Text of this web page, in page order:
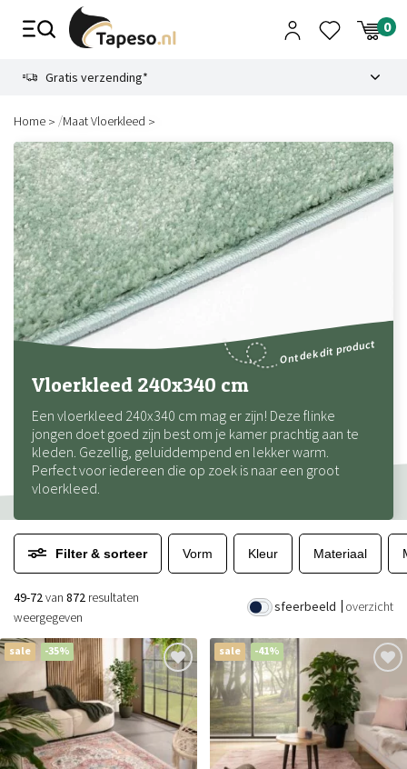
Gratis verzending*
Home /Maat Vloerkleed
Vloerkleed 240x340 cm
Een vloerkleed 240x340 cm mag er zijn! Deze flinke
jongen doet goed zijn best om je kamer prachtig aan te
kleden. Gezellig, geluiddempend en lekker warm.
Perfect voor iedereen die op zoek is naar een groot
vloerkleed.
Ontdek dit product
Filter & sorteer Vorm Kleur Materiaal
sfeerbeeld overzicht
49-72van 872 resultaten
weergegeven
sale -35% sale -41%